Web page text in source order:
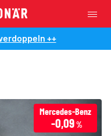
++
Mercedes-Benz
-0,09 %